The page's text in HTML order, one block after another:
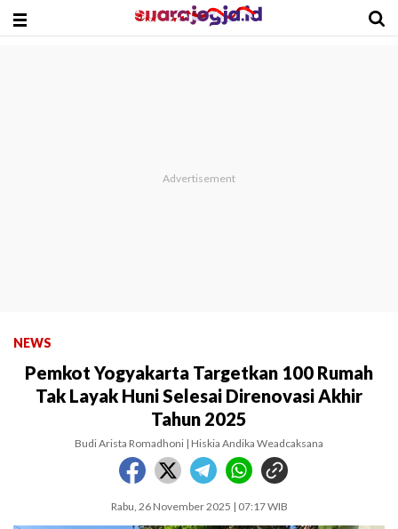
NEWS
Pemkot Yogyakarta Targetkan 100 Rumah
Tak Layak Huni Selesai Direnovasi Akhir
Tahun 2025
Budi Arista Romadhoni | Hiskia Andika Weadcaksana
Rabu, 26 November 2025 | 07:17 WIB